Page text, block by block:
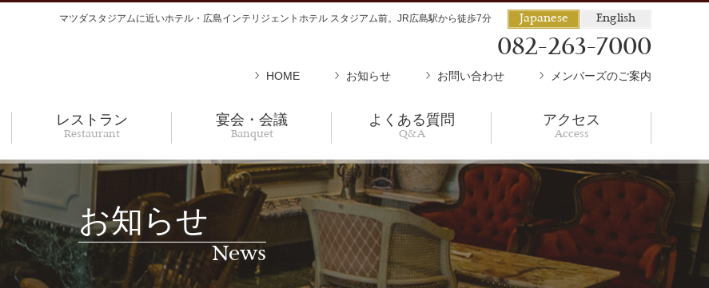
マツダスタジアムに近いホテル・広島インテリジェントホテル スタジアム前。JR広島駅から徒歩7分 Japanese English
082-263-7000
HOME お知らせ お問い合わせ メンバーズのご案内
レストラン
Restaurant
宴会・会議
Banquet
よくある質問
Q&A
アクセス
Access
お知らせ
News